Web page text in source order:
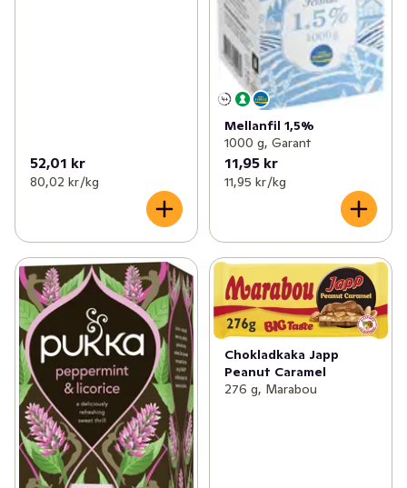
52,01 kr
80,02 kr /kg
Mellanfil 1,5%
1000 g, Garant
11,95 kr
11,95 kr /kg
Chokladkaka Japp
Peanut Caramel
276 g, Marabou